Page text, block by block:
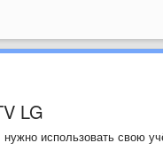
LG
использовать свою